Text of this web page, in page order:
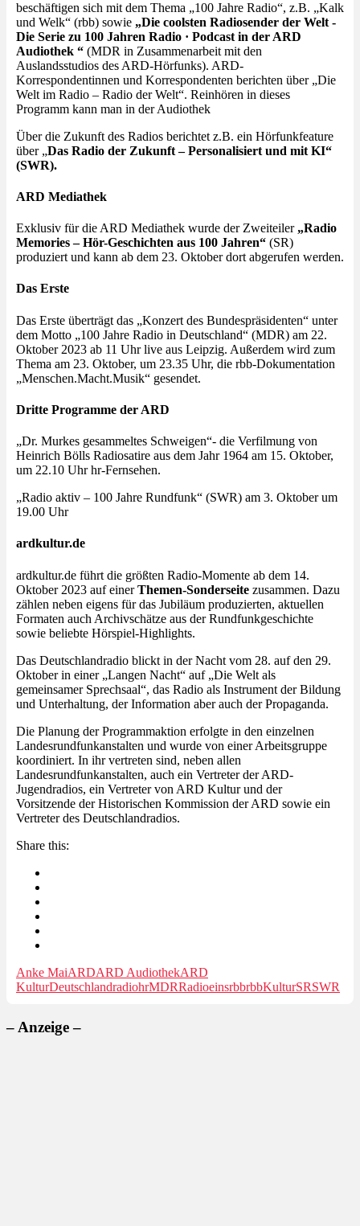
beschäftigen sich mit dem Thema „100 Jahre Radio“, z.B. „Kalk
und Welk“ (rbb) sowie „Die coolsten Radiosender der Welt -
Die Serie zu 100 Jahren Radio · Podcast in der ARD
Audiothek “ (MDR in Zusammenarbeit mit den
Auslandsstudios des ARD-Hörfunks). ARD-
Korrespondentinnen und Korrespondenten berichten über „Die
Welt im Radio – Radio der Welt“. Reinhören in dieses
Programm kann man in der Audiothek
Über die Zukunft des Radios berichtet z.B. ein Hörfunkfeature
über „Das Radio der Zukunft – Personalisiert und mit KI“
(SWR).
ARD Mediathek
Exklusiv für die ARD Mediathek wurde der Zweiteiler„Radio
Memories – Hör-Geschichten aus 100 Jahren“ (SR)
produziert und kann ab dem 23. Oktober dort abgerufen werden.
Das Erste
Das Erste überträgt das „Konzert des Bundespräsidenten“ unter
dem Motto „100 Jahre Radio in Deutschland“ (MDR) am 22.
Oktober 2023 ab 11 Uhr live aus Leipzig. Außerdem wird zum
Thema am 23. Oktober, um 23.35 Uhr, die rbb-Dokumentation
„Menschen.Macht.Musik“ gesendet.
Dritte Programme der ARD
„Dr. Murkes gesammeltes Schweigen“- die Verfilmung von
Heinrich Bölls Radiosatire aus dem Jahr 1964 am 15. Oktober,
um 22.10 Uhr hr-Fernsehen.
„Radio aktiv – 100 Jahre Rundfunk“ (SWR) am 3. Oktober um
19.00 Uhr
ardkultur.de
ardkultur.de führt die größten Radio-Momente ab dem 14.
Oktober 2023 auf einerThemen-Sonderseite zusammen. Dazu
zählen neben eigens für das Jubiläum produzierten, aktuellen
Formaten auch Archivschätze aus der Rundfunkgeschichte
sowie beliebte Hörspiel-Highlights.
Das Deutschlandradio blickt in der Nacht vom 28. auf den 29.
Oktober in einer „Langen Nacht“ auf „Die Welt als
gemeinsamer Sprechsaal“, das Radio als Instrument der Bildung
und Unterhaltung, der Information aber auch der Propaganda.
Die Planung der Programmaktion erfolgte in den einzelnen
Landesrundfunkanstalten und wurde von einer Arbeitsgruppe
koordiniert. In ihr vertreten sind, neben allen
Landesrundfunkanstalten, auch ein Vertreter der ARD-
Jugendradios, ein Vertreter von ARD Kultur und der
Vorsitzende der Historischen Kommission der ARD sowie ein
Vertreter des Deutschlandradios.
Share this:
Anke MaiARDARD AudiothekARD
KulturDeutschlandradiohrMDRRadioeinsrbbrbbKulturSRSWR
– Anzeige –